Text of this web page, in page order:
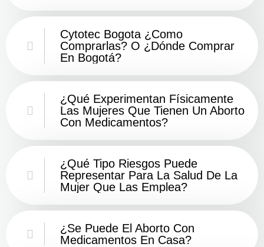
Cytotec Bogota ¿Como
Comprarlas? O ¿Dónde Comprar
En Bogotá?
¿Qué Experimentan Físicamente
Las Mujeres Que Tienen Un Aborto
Con Medicamentos?
¿Qué Tipo Riesgos Puede
Representar Para La Salud De La
Mujer Que Las Emplea?
¿Se Puede El Aborto Con
Medicamentos En Casa?